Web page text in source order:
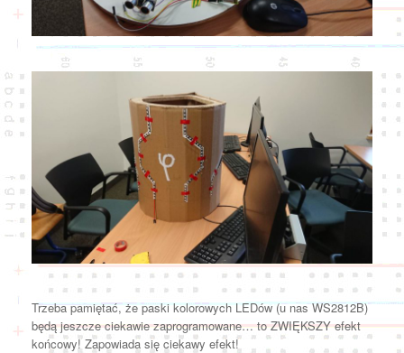
Trzeba pamiętać, że paski kolorowych LEDów (u nas WS2812B)
będą jeszcze ciekawie zaprogramowane… to ZWIĘKSZY efekt
końcowy! Zapowiada się ciekawy efekt!